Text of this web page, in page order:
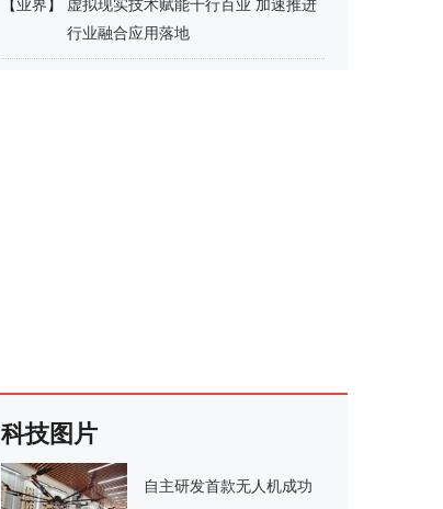
【业界】
虚拟现实技术赋能千行百业 加速推进
行业融合应用落地
科技图片
自主研发首款无人机成功